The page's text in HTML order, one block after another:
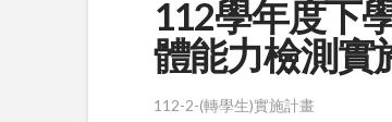
112學年度下
體能力檢測實
112-2-(轉學生)實施計畫